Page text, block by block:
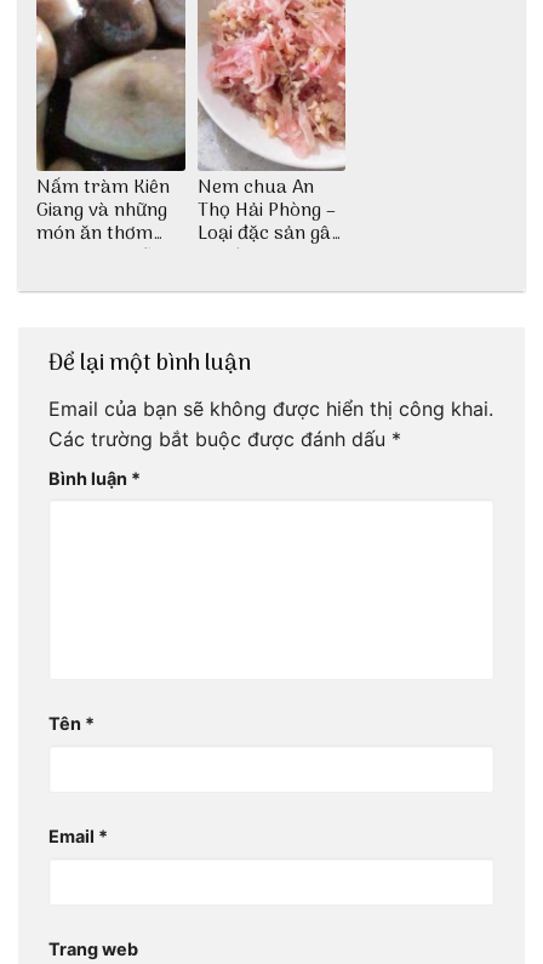
Nấm tràm Kiên
Giang và những
món ăn thơm
ngon khó cưỡng
Nem chua An
Thọ Hải Phòng –
Loại đặc sản gây
nghiện
Để lại một bình luận
Email của bạn sẽ không được hiển thị công khai.
Các trường bắt buộc được đánh dấu *
Bình luận *
Tên *
Email *
Trang web